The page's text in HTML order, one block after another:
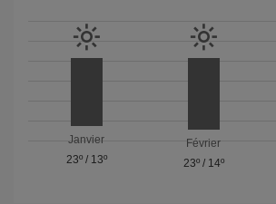
Janvier
23º/ 13º
Février
23º/ 14º